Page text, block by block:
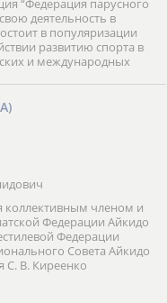
д. 59
“Федерация парусного
деятельность в
в популяризации
развитию спорта в
и международных